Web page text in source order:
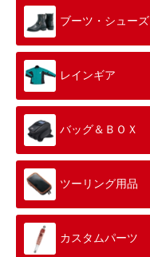
ブーツ・シューズ
レインギア
バッグ＆ＢＯＸ
ツーリング用品
カスタムパーツ